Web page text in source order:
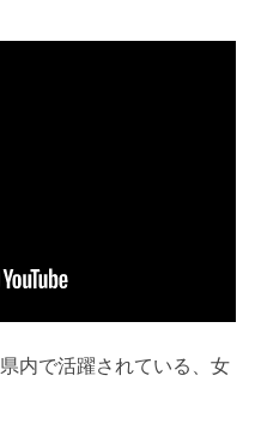
オ番組
ロフィール等
内で活躍されている、女